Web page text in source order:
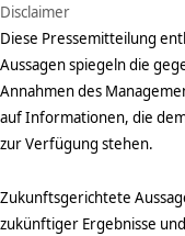
Disclaimer
Diese Pressemitteilung
Aussagen spiegeln die
Annahmen des
auf Informationen, die
zur Verfügung stehen.
Zukunftsgerichtete
zukünftiger Ergebnisse